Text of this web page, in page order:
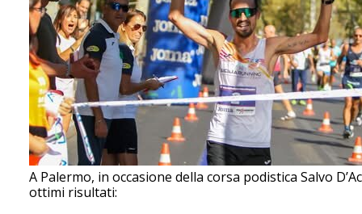
A Palermo, in occasione della corsa podistica Salvo
ottimi risultati: